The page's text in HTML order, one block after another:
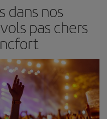
dans nos
pas chers